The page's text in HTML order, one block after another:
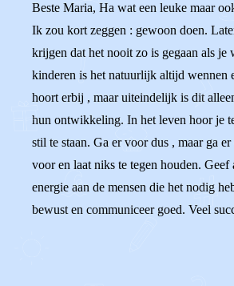
Beste Maria, Ha wat een leuke maar
Ik zou kort zeggen : gewoon doen.
krijgen dat het nooit zo is gegaan als je
kinderen is het natuurlijk altijd wennen
hoort erbij , maar uiteindelijk is dit
hun ontwikkeling. In het leven hoor je
stil te staan. Ga er voor dus , maar ga
voor en laat niks te tegen houden. Geef
energie aan de mensen die het nodig
bewust en communiceer goed. Veel